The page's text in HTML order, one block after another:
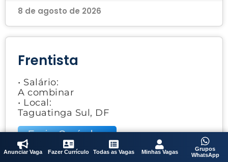
8 de agosto de 2026
Frentista
• Salário:
A combinar
• Local:
Taguatinga Sul, DF
Enviar Currículo »
Anunciar Vaga Fazer Currículo Todas as Vagas Minhas Vagas
Grupos
WhatsApp